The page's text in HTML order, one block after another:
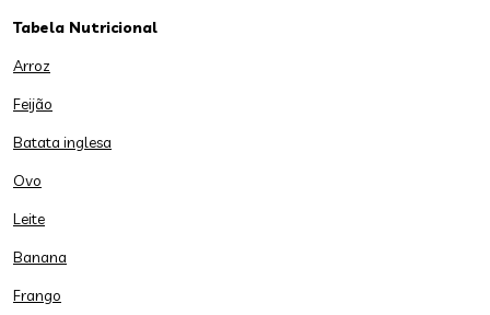
Tabela Nutricional
Arroz
Feijão
Batata inglesa
Ovo
Leite
Banana
Frango